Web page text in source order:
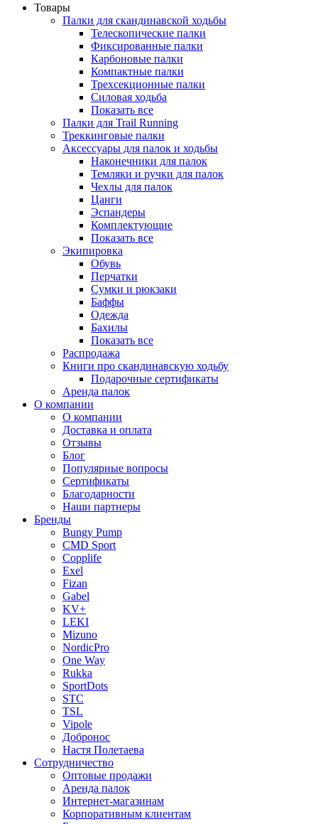
Товары
Палки для скандинавской ходьбы
Телескопические палки
Фиксированные палки
Карбоновые палки
Компактные палки
Трехсекционные палки
Силовая ходьба
Показать все
Палки для Trail Running
Треккинговые палки
Аксессуары для палок и ходьбы
Наконечники для палок
Темляки и ручки для палок
Чехлы для палок
Цанги
Эспандеры
Комплектующие
Показать все
Экипировка
Обувь
Перчатки
Сумки и рюкзаки
Баффы
Одежда
Бахилы
Показать все
Распродажа
Книги про скандинавскую ходьбу
Подарочные сертификаты
Аренда палок
О компании
О компании
Доставка и оплата
Отзывы
Блог
Популярные вопросы
Сертификаты
Благодарности
Наши партнеры
Бренды
Bungy Pump
CMD Sport
Copplife
Exel
Fizan
Gabel
KV+
LEKI
Mizuno
NordicPro
One Way
Rukka
SportDots
STC
TSL
Vipole
Добронос
Настя Полетаева
Сотрудничество
Оптовые продажи
Аренда палок
Интернет-магазинам
Корпоративным клиентам